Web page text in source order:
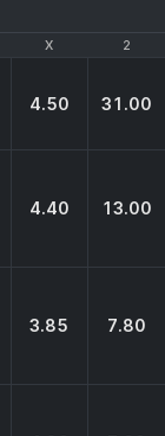
X 2
X 2
4.50 31.00
4.40 13.00
3.85 7.80